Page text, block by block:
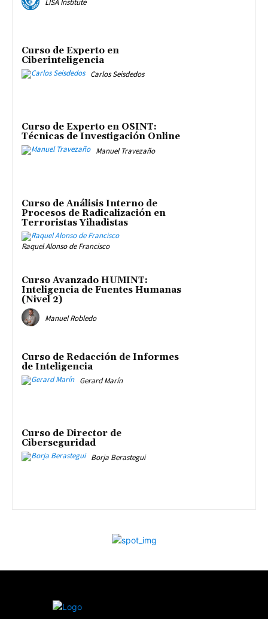
LISA Institute
Curso de Experto en
Ciberinteligencia
Carlos Seisdedos
Curso de Experto en OSINT:
Técnicas de Investigación Online
Manuel Travezaño
Curso de Análisis Interno de
Procesos de Radicalización en
Terroristas Yihadistas
Raquel Alonso de Francisco
Curso Avanzado HUMINT:
Inteligencia de Fuentes Humanas
(Nivel 2)
Manuel Robledo
Curso de Redacción de Informes
de Inteligencia
Gerard Marín
Curso de Director de
Ciberseguridad
Borja Berastegui